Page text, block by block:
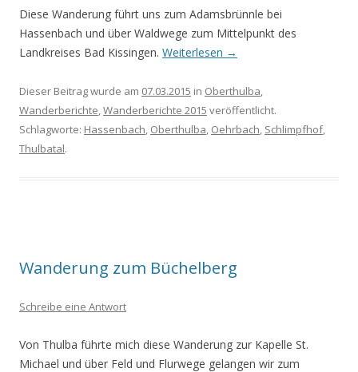
Diese Wanderung führt uns zum Adamsbrünnle bei
Hassenbach und über Waldwege zum Mittelpunkt des
Landkreises Bad Kissingen. Weiterlesen →
Dieser Beitrag wurde am 07.03.2015 in Oberthulba,
Wanderberichte,Wanderberichte 2015 veröffentlicht.
Schlagworte: Hassenbach, Oberthulba, Oehrbach, Schlimpfhof,
Thulbatal.
Wanderung zum Büchelberg
Schreibe eine Antwort
Von Thulba führte mich diese Wanderung zur Kapelle St.
Michael und über Feld und Flurwege gelangen wir zum